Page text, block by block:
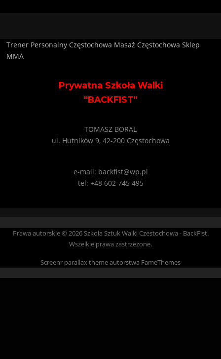
Trener Personalny Częstochowa Masaż Częstochowa Sklep
MMA
Prywatna Szkoła Walki
"BACKFIST"
TOMASZ BORAL
ul. Hutników 9, 42-200 Częstochowa
e-mail: backfist@wp.pl
tel: +48 602 745 495
Prawa autorskie © 2026 Szkoła Sztuk Walki Czestochowa - BackFist.
Wszelkie prawa zastrzeżone.
Screenr parallax themeautorstwa FameThemes